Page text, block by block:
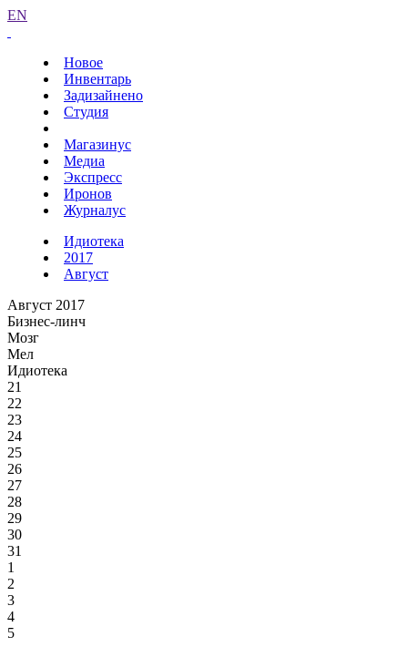
EN
Новое
Инвентарь
Задизайнено
Студия
Магазинус
Медиа
Экспресс
Иронов
Журналус
Идиотека
2017
Август
Август 2017
Бизнес-линч
Мозг
Мел
Идиотека
21
22
23
24
25
26
27
28
29
30
31
1
2
3
4
5